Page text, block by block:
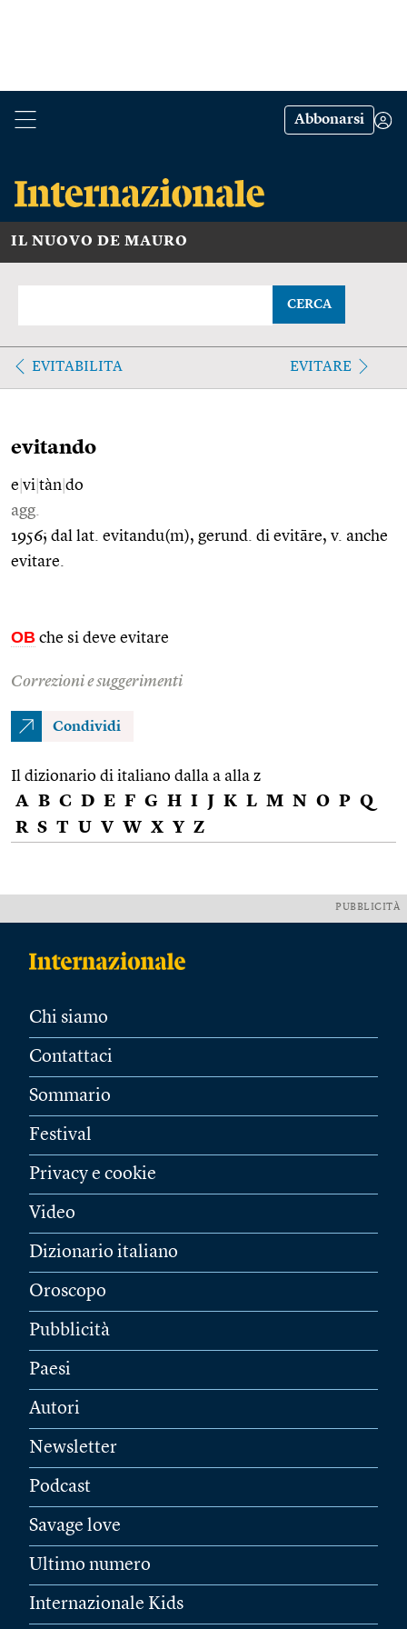
Abbonarsi
IL NUOVO DE MAURO
CERCA
EVITABILITA EVITARE
evitando
e vi tàn do
agg.
1956; dal lat. evitandu(m), gerund. di evitāre, v. anche
evitare.
OB che si deve evitare
Correzioni e suggerimenti
Condividi
Il dizionario di italiano dalla a alla z
A B C D E F G H I J K L M N O P Q
R S T U V W X Y Z
PUBBLICITÀ
Chi siamo
Contattaci
Sommario
Festival
Privacy e cookie
Video
Dizionario italiano
Oroscopo
Pubblicità
Paesi
Autori
Newsletter
Podcast
Savage love
Ultimo numero
Internazionale Kids